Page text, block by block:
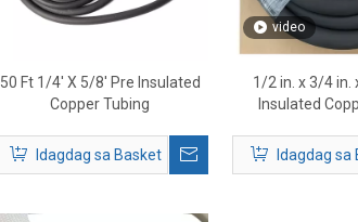
50 Ft 1/4' X 5/8' Pre Insulated
Copper Tubing
Idagdag sa Basket
video
1/2 in. x 3/4 in.
Insulated
Idagdag sa